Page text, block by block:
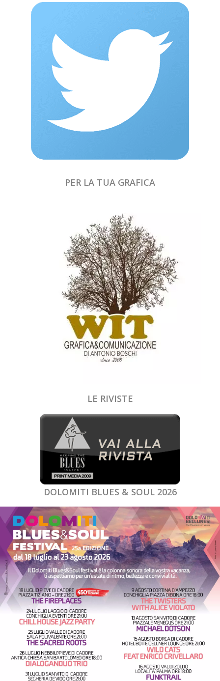
PER LA TUA GRAFICA
LE RIVISTE
DOLOMITI BLUES & SOUL 2026